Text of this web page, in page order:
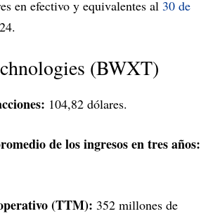
en efectivo y equivalentes al 30 de
(BWXT)
104,82 dólares.
de los ingresos en tres años:
(TTM): 352 millones de